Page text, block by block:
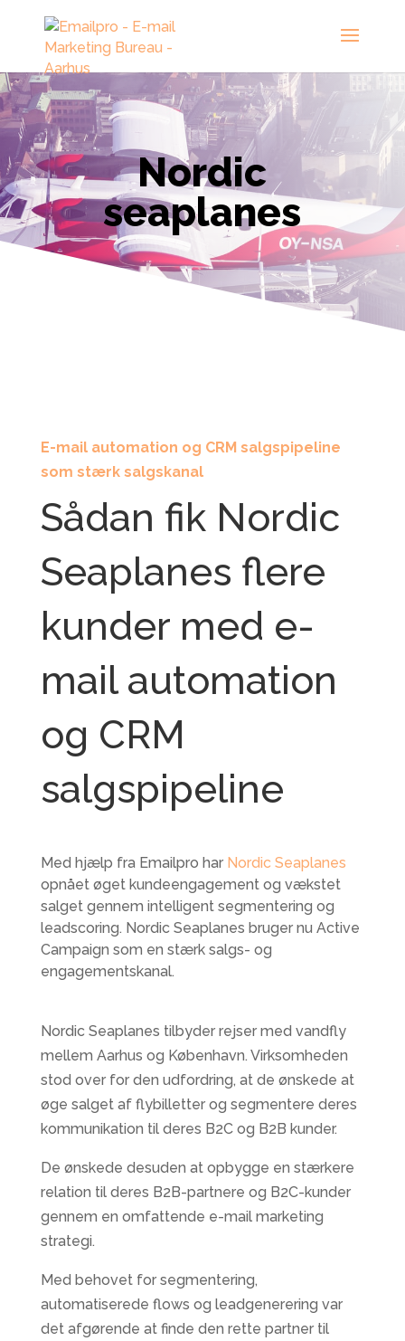
Nordic
seaplanes
E-mail automation og CRM salgspipeline
som stærk salgskanal
Sådan fik Nordic
Seaplanes flere
kunder med e-
mail automation
og CRM
salgspipeline
Med hjælp fra Emailpro har Nordic Seaplanes
opnået øget kundeengagement og vækstet
salget gennem intelligent segmentering og
leadscoring. Nordic Seaplanes bruger nu Active
Campaign som en stærk salgs- og
engagementskanal.
Nordic Seaplanes tilbyder rejser med vandfly
mellem Aarhus og København. Virksomheden
stod over for den udfordring, at de ønskede at
øge salget af flybilletter og segmentere deres
kommunikation til deres B2C og B2B kunder.
De ønskede desuden at opbygge en stærkere
relation til deres B2B-partnere og B2C-kunder
gennem en omfattende e-mail marketing
strategi.
Med behovet for segmentering,
automatiserede flows og leadgenerering var
det afgørende at finde den rette partner til